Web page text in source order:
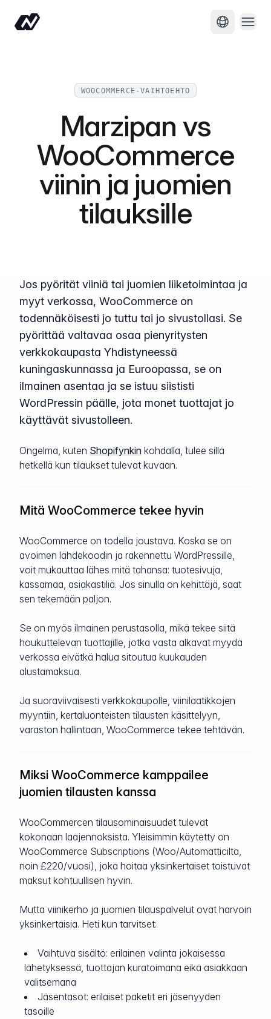
Vaihda
WOOCOMMERCE-VAIHTOEHTO
Marzipan vs
WooCommerce
viinin ja juomien
tilauksille
Jos pyörität viiniä tai juomien liiketoimintaa ja
myyt verkossa, WooCommerce on
todennäköisesti jo tuttu tai jo sivustollasi. Se
pyörittää valtavaa osaa pienyritysten
verkkokaupasta Yhdistyneessä
kuningaskunnassa ja Euroopassa, se on
ilmainen asentaa ja se istuu siististi
WordPressin päälle, jota monet tuottajat jo
käyttävät sivustolleen.
Ongelma, kuten Shopifynkin kohdalla, tulee sillä
hetkellä kun tilaukset tulevat kuvaan.
Mitä WooCommerce tekee hyvin
WooCommerce on todella joustava. Koska se on
avoimen lähdekoodin ja rakennettu WordPressille,
voit mukauttaa lähes mitä tahansa: tuotesivuja,
kassamaa, asiakastiliä. Jos sinulla on kehittäjä, saat
sen tekemään paljon.
Se on myös ilmainen perustasolla, mikä tekee siitä
houkuttelevan tuottajille, jotka vasta alkavat myydä
verkossa eivätkä halua sitoutua kuukauden
alustamaksua.
Ja suoraviivaisesti verkkokaupolle, viinilaatikkojen
myyntiin, kertaluonteisten tilausten käsittelyyn,
varaston hallintaan, WooCommerce tekee tehtävän.
Miksi WooCommerce kamppailee
juomien tilausten kanssa
WooCommercen tilausominaisuudet tulevat
kokonaan laajennoksista. Yleisimmin käytetty on
WooCommerce Subscriptions (Woo/Automatticilta,
noin £220/vuosi), joka hoitaa yksinkertaiset toistuvat
maksut kohtuullisen hyvin.
Mutta viinikerho ja juomien tilauspalvelut ovat harvoin
yksinkertaisia. Heti kun tarvitset:
Vaihtuva sisältö: erilainen valinta jokaisessa
lähetyksessä, tuottajan kuratoimana eikä asiakkaan
valitsemana
Jäsentasot: erilaiset paketit eri jäsenyyden
tasoille